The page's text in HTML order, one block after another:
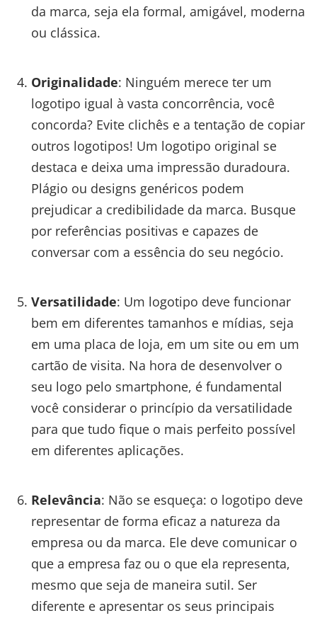
da marca, seja ela formal, amigável, moderna
ou clássica.
Originalidade: Ninguém merece ter um
logotipo igual à vasta concorrência, você
concorda? Evite clichês e a tentação de copiar
outros logotipos! Um logotipo original se
destaca e deixa uma impressão duradoura.
Plágio ou designs genéricos podem
prejudicar a credibilidade da marca. Busque
por referências positivas e capazes de
conversar com a essência do seu negócio.
Versatilidade: Um logotipo deve funcionar
bem em diferentes tamanhos e mídias, seja
em uma placa de loja, em um site ou em um
cartão de visita. Na hora de desenvolver o
seu logo pelo smartphone, é fundamental
você considerar o princípio da versatilidade
para que tudo fique o mais perfeito possível
em diferentes aplicações.
Relevância: Não se esqueça: o logotipo deve
representar de forma eficaz a natureza da
empresa ou da marca. Ele deve comunicar o
que a empresa faz ou o que ela representa,
mesmo que seja de maneira sutil. Ser
diferente e apresentar os seus principais